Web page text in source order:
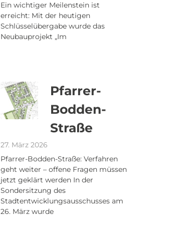
Ein wichtiger Meilenstein ist
erreicht: Mit der heutigen
Schlüsselübergabe wurde das
Neubauprojekt „Im
Pfarrer-
Bodden-
Straße
27. März 2026
Pfarrer-Bodden-Straße: Verfahren
geht weiter – offene Fragen müssen
jetzt geklärt werden In der
Sondersitzung des
Stadtentwicklungsausschusses am
26. März wurde